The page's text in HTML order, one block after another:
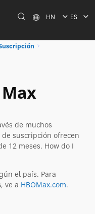
HN ES
de muchos
suscripción ofrecen
12 meses. How do I
el país. Para
, ve a HBOMax.com.